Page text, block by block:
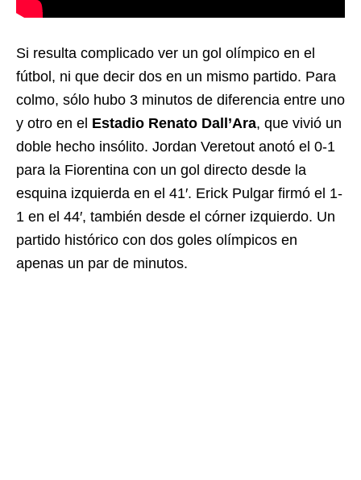
Si resulta complicado ver un gol olímpico en el
fútbol, ni que decir dos en un mismo partido. Para
colmo, sólo hubo 3 minutos de diferencia entre uno
y otro en el Estadio Renato Dall’Ara, que vivió un
doble hecho insólito. Jordan Veretout anotó el 0-1
para la Fiorentina con un gol directo desde la
esquina izquierda en el 41′. Erick Pulgar firmó el 1-
1 en el 44′, también desde el córner izquierdo. Un
partido histórico con dos goles olímpicos en
apenas un par de minutos.